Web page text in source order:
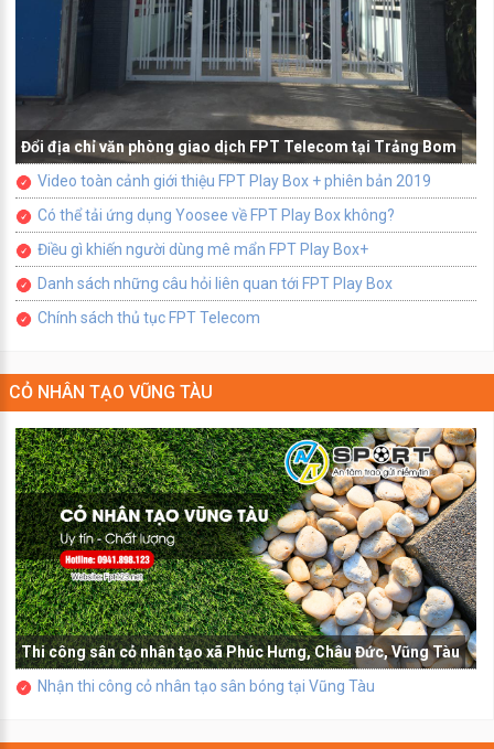
Đổi địa chỉ văn phòng giao dịch FPT Telecom tại Trảng Bom
Video toàn cảnh giới thiệu FPT Play Box + phiên bản 2019
Có thể tải ứng dụng Yoosee về FPT Play Box không?
Điều gì khiến người dùng mê mẩn FPT Play Box+
Danh sách những câu hỏi liên quan tới FPT Play Box
Chính sách thủ tục FPT Telecom
CỎ NHÂN TẠO VŨNG TÀU
Thi công sân cỏ nhân tạo xã Phúc Hưng, Châu Đức, Vũng Tàu
Nhận thi công cỏ nhân tạo sân bóng tại Vũng Tàu